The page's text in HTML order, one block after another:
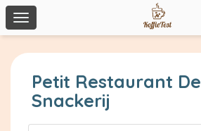
Toggle
navigation
Petit Restaurant De
Snackerij